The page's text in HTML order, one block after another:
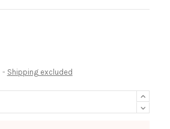
Shipping excluded